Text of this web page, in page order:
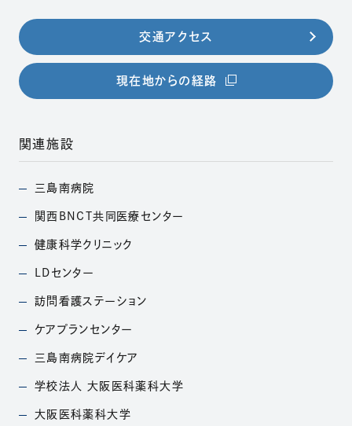
交通アクセス
現在地からの経路 （別ウィンドウで開きま
関連施設
三島南病院
（別ウィンドウで開きます）
関西BNCT共同医療 センター
（別ウィンドウで開きます）
健康科学クリニック
（別ウィンドウで開きます）
LDセンター
（別ウィンドウで開きます）
訪問看護ステーション
（別ウィンドウで開きます）
ケアプランセンター
（別ウィンドウで開きます）
三島南病院デイケア
（別ウィンドウで開きます）
学校法人 大阪医科薬科大学
（別ウィンドウで開きます）
大阪医科薬科大学
（別ウィンドウで開きます）